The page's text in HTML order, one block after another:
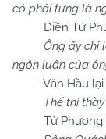
có phải từng là
Điền Tử
Ông ấy chỉ
ngôn luận của
Văn Hầu lại
Thế thì
Tử Phương